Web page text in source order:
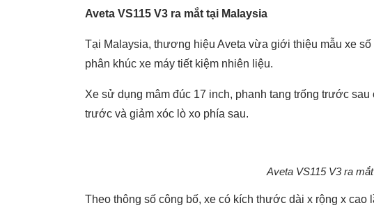
Aveta VS115 V3 ra mắt tại Malaysia
Tại Malaysia, thương hiệu Aveta vừa giới thiệu mẫu xe
phân khúc xe máy tiết kiệm nhiên liệu.
Xe sử dụng mâm đúc 17 inch, phanh tang trống trước
trước và giảm xóc lò xo phía sau.
Aveta VS115 V3 ra
Theo thông số công bố, xe có kích thước dài x rộng x